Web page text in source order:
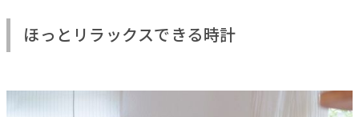
ほっとリラックスできる時計